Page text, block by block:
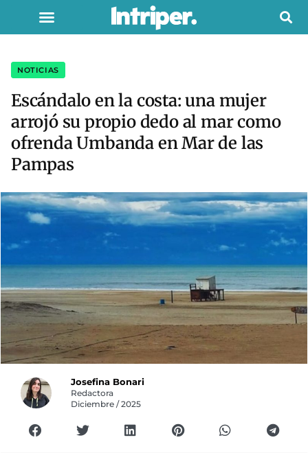
NOTICIAS
Escándalo en la costa: una mujer
arrojó su propio dedo al mar como
ofrenda Umbanda en Mar de las
Pampas
Josefina Bonari
Redactora
Diciembre / 2025